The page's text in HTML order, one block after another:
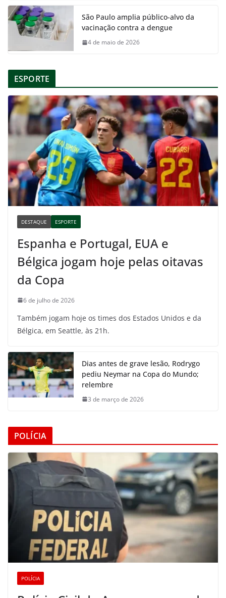
São Paulo amplia público-alvo da
vacinação contra a dengue
4 de maio de 2026
ESPORTE
DESTAQUE ESPORTE
Espanha e Portugal, EUA e
Bélgica jogam hoje pelas oitavas
da Copa
6 de julho de 2026
Também jogam hoje os times dos Estados Unidos e da
Bélgica, em Seattle, às 21h.
Dias antes de grave lesão, Rodrygo
pediu Neymar na Copa do Mundo;
relembre
3 de março de 2026
POLÍCIA
POLÍCIA